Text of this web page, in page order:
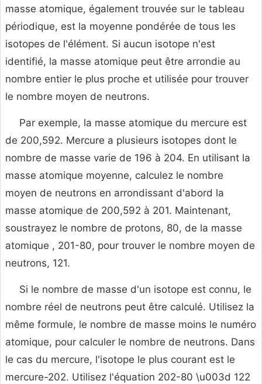
masse atomique, également trouvée sur le tableau
périodique, est la moyenne pondérée de tous les
isotopes de l'élément. Si aucun isotope n'est
identifié, la masse atomique peut être arrondie au
nombre entier le plus proche et utilisée pour trouver
le nombre moyen de neutrons.
Par exemple, la masse atomique du mercure est
de 200,592. Mercure a plusieurs isotopes dont le
nombre de masse varie de 196 à 204. En utilisant la
masse atomique moyenne, calculez le nombre
moyen de neutrons en arrondissant d'abord la
masse atomique de 200,592 à 201. Maintenant,
soustrayez le nombre de protons, 80, de la masse
atomique , 201-80, pour trouver le nombre moyen de
neutrons, 121.
Si le nombre de masse d'un isotope est connu, le
nombre réel de neutrons peut être calculé. Utilisez la
même formule, le nombre de masse moins le numéro
atomique, pour calculer le nombre de neutrons. Dans
le cas du mercure, l'isotope le plus courant est le
mercure-202. Utilisez l'équation 202-80 \u003d 122